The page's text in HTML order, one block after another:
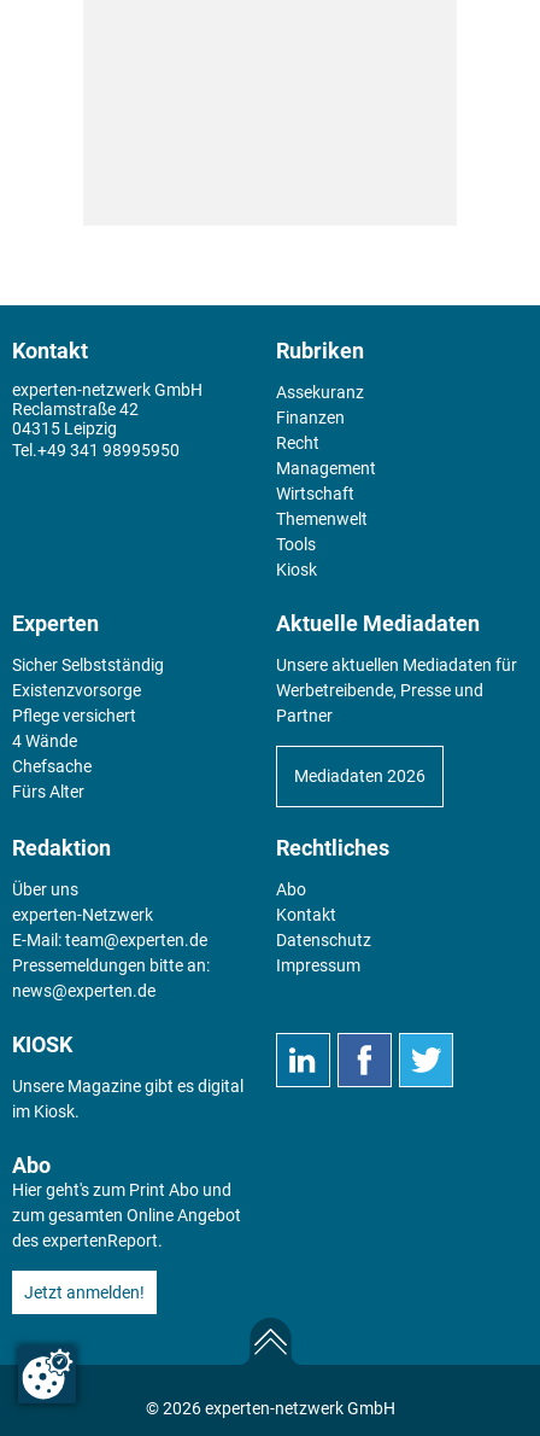
Kontakt
experten-netzwerk GmbH
Reclamstraße 42
04315 Leipzig
+49 341 98995950
Rubriken
Assekuranz
Finanzen
Recht
Management
Wirtschaft
Themenwelt
Tools
Kiosk
Experten
Sicher Selbstständig
Existenz­vorsorge
Pflege versichert
4 Wände
Chefsache
Fürs Alter
Aktuelle Mediadaten
Unsere aktuellen Mediadaten für
Werbetreibende, Presse und
Partner
Mediadaten 2026
Redaktion
Über uns
experten-Netzwerk
E-Mail:team@experten.de
Pressemeldungen bitte an:
news@experten.de
Rechtliches
Abo
Kontakt
Datenschutz
Impressum
KIOSK
Unsere Magazine gibt es digital
im Kiosk.
Abo
Hier geht's zum Print Abo und
zum gesamten Online Angebot
des expertenReport.
Jetzt anmelden!
© 2026 experten-netzwerk GmbH